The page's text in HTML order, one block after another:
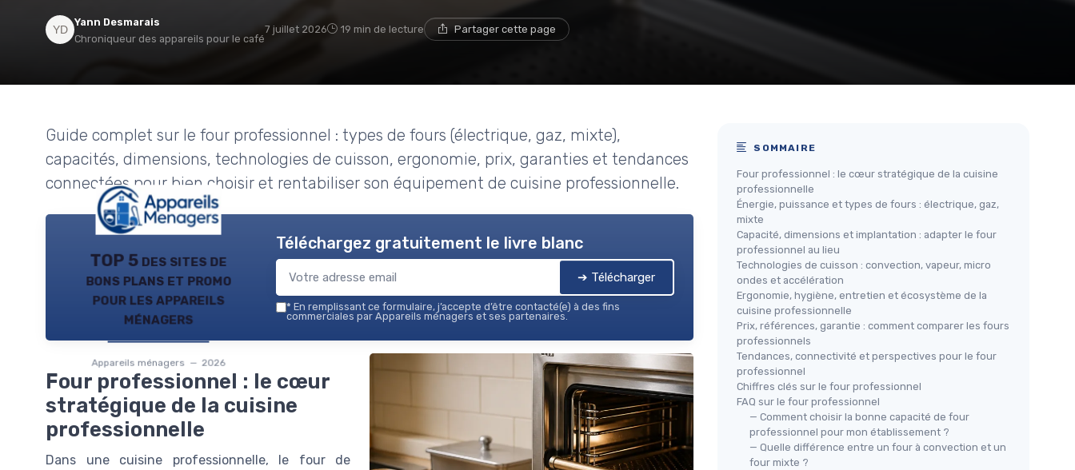
Yann Desmarais
Chroniqueur des appareils pour le café
7 juillet 2026 19 min de lecture Partager cette page
Guide complet sur le four professionnel : types de fours (électrique, gaz, mixte),
capacités, dimensions, technologies de cuisson, ergonomie, prix, garanties et tendances
connectées pour bien choisir et rentabiliser son équipement de cuisine professionnelle.
TOP 5 des sites de
bons plans et promo
pour les appareils
ménagers
Appareils ménagers — 2026
Téléchargez gratuitement le livre blanc
➔ Télécharger
* En remplissant ce formulaire, j’accepte d’être contacté(e) à des fins
commerciales par Appareils ménagers et ses partenaires.
Four professionnel : le cœur
stratégique de la cuisine
professionnelle
Dans une cuisine professionnelle, le four de
SOMMAIRE
Four professionnel : le cœur stratégique de la cuisine
professionnelle
Énergie, puissance et types de fours : électrique, gaz,
mixte
Capacité, dimensions et implantation : adapter le four
professionnel au lieu
Technologies de cuisson : convection, vapeur, micro
ondes et accélération
Ergonomie, hygiène, entretien et écosystème de la
cuisine professionnelle
Prix, références, garantie : comment comparer les fours
professionnels
Tendances, connectivité et perspectives pour le four
professionnel
Chiffres clés sur le four professionnel
FAQ sur le four professionnel
— Comment choisir la bonne capacité de four
professionnel pour mon établissement ?
— Quelle différence entre un four à convection et un
four mixte ?